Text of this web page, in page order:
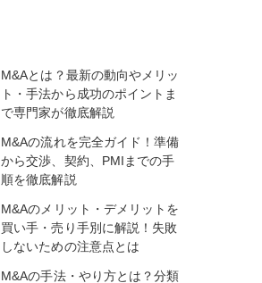
M&Aとは？最新の動向やメリッ
ト・手法から成功のポイントま
で専門家が徹底解説
M&Aの流れを完全ガイド！準備
から交渉、契約、PMIまでの手
順を徹底解説
M&Aのメリット・デメリットを
買い手・売り手別に解説！失敗
しないための注意点とは
M&Aの手法・やり方とは？分類